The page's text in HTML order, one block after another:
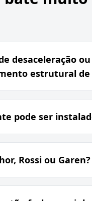
desaceleração
estrutural
pode ser
Rossi ou Garen?